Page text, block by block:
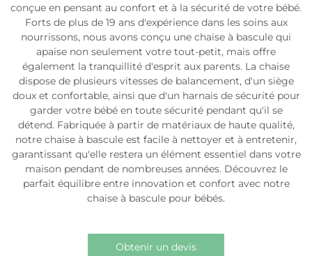
conçue en pensant au confort et à la sécurité de votre bébé.
Forts de plus de 19 ans d'expérience dans les soins aux
nourrissons, nous avons conçu une chaise à bascule qui
apaise non seulement votre tout-petit, mais offre
également la tranquillité d'esprit aux parents. La chaise
dispose de plusieurs vitesses de balancement, d'un siège
doux et confortable, ainsi que d'un harnais de sécurité pour
garder votre bébé en toute sécurité pendant qu'il se
détend. Fabriquée à partir de matériaux de haute qualité,
notre chaise à bascule est facile à nettoyer et à entretenir,
garantissant qu'elle restera un élément essentiel dans votre
maison pendant de nombreuses années. Découvrez le
parfait équilibre entre innovation et confort avec notre
chaise à bascule pour bébés.
Obtenir un devis